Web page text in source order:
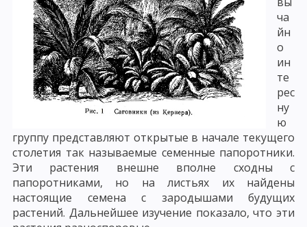
ча
йн
о
ин
те
рес
ну
ю
группу представляют открытые в начале текущего
столетия так называемые семенные папоротники.
Эти растения внешне вполне сходны с
папоротниками, но на листьях их найдены
настоящие семена с зародышами будущих
растений. Дальнейшее изучение показало, что эти